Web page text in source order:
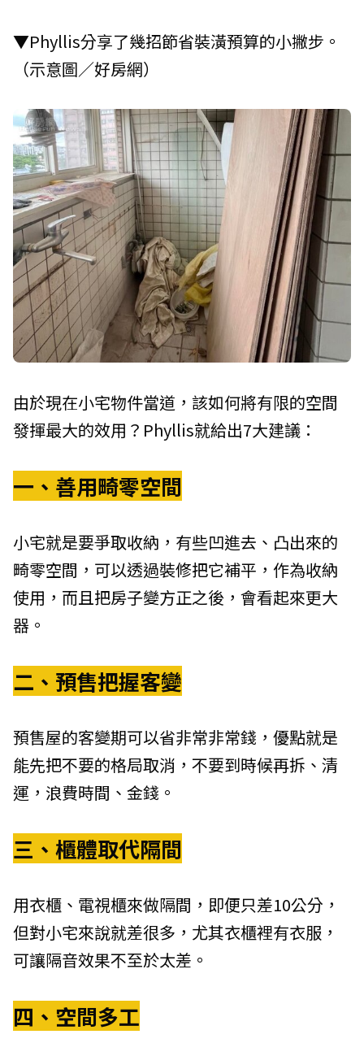
▼Phyllis分享了幾招節省裝潢預算的小撇步。
（示意圖／好房網）
由於現在小宅物件當道，該如何將有限的空間
發揮最大的效用？Phyllis就給出7大建議：
一、善用畸零空間
小宅就是要爭取收納，有些凹進去、凸出來的
畸零空間，可以透過裝修把它補平，作為收納
使用，而且把房子變方正之後，會看起來更大
器。
二、預售把握客變
預售屋的客變期可以省非常非常錢，優點就是
能先把不要的格局取消，不要到時候再拆、清
運，浪費時間、金錢。
三、櫃體取代隔間
用衣櫃、電視櫃來做隔間，即便只差10公分，
但對小宅來說就差很多，尤其衣櫃裡有衣服，
可讓隔音效果不至於太差。
四、空間多工